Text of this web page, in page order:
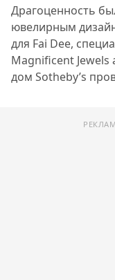
Драгоценность
ювелирным
для Fai Dee,
Magnificent Jewels
дом Sotheby’s